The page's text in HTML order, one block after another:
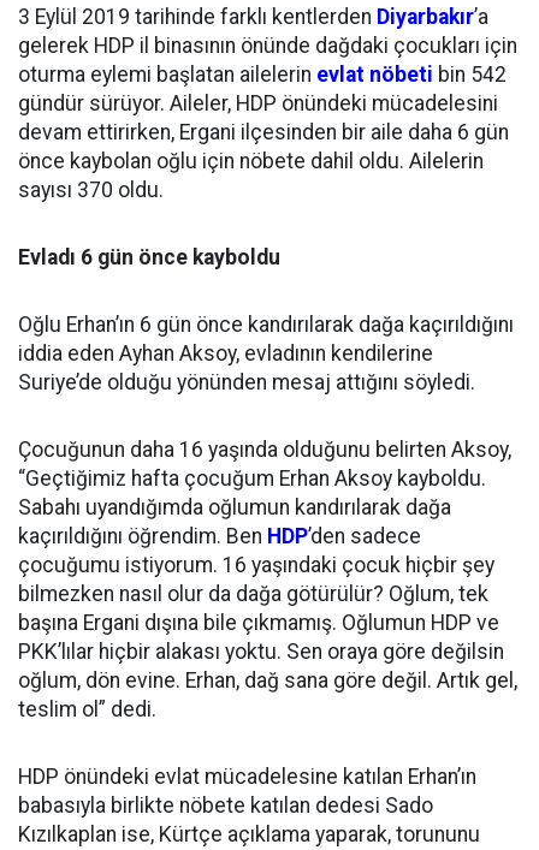
3 Eylül 2019 tarihinde farklı kentlerden Diyarbakır’a
gelerek HDP il binasının önünde dağdaki çocukları için
oturma eylemi başlatan ailelerin evlat nöbeti bin 542
gündür sürüyor. Aileler, HDP önündeki mücadelesini
devam ettirirken, Ergani ilçesinden bir aile daha 6 gün
önce kaybolan oğlu için nöbete dahil oldu. Ailelerin
sayısı 370 oldu.
Evladı 6 gün önce kayboldu
Oğlu Erhan’ın 6 gün önce kandırılarak dağa kaçırıldığını
iddia eden Ayhan Aksoy, evladının kendilerine
Suriye’de olduğu yönünden mesaj attığını söyledi.
Çocuğunun daha 16 yaşında olduğunu belirten Aksoy,
“Geçtiğimiz hafta çocuğum Erhan Aksoy kayboldu.
Sabahı uyandığımda oğlumun kandırılarak dağa
kaçırıldığını öğrendim. Ben HDP’den sadece
çocuğumu istiyorum. 16 yaşındaki çocuk hiçbir şey
bilmezken nasıl olur da dağa götürülür? Oğlum, tek
başına Ergani dışına bile çıkmamış. Oğlumun HDP ve
PKK’lılar hiçbir alakası yoktu. Sen oraya göre değilsin
oğlum, dön evine. Erhan, dağ sana göre değil. Artık gel,
teslim ol” dedi.
HDP önündeki evlat mücadelesine katılan Erhan’ın
babasıyla birlikte nöbete katılan dedesi Sado
Kızılkaplan ise, Kürtçe açıklama yaparak, torununu